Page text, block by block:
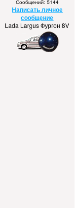
Сообщений: 5144
Написать личное
сообщение
Lada Largus Фургон 8V